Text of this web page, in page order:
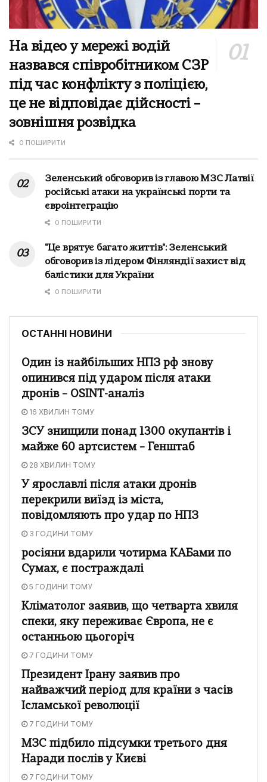
На відео у мережі водій
назвався співробітником СЗР
під час конфлікту з поліцією,
це не відповідає дійсності –
зовнішня розвідка
0 ПОШИРИТИ
Зеленський обговорив із главою МЗС Латвії
російські атаки на українські порти та
євроінтеграцію
0 ПОШИРИТИ
"Це врятує багато життів": Зеленський
обговорив із лідером Фінляндії захист від
балістики для України
0 ПОШИРИТИ
ОСТАННІ НОВИНИ
Один із найбільших НПЗ рф знову
опинився під ударом після атаки
дронів – OSINT-аналіз
16 ХВИЛИН ТОМУ
ЗСУ знищили понад 1300 окупантів і
майже 60 артсистем – Генштаб
28 ХВИЛИН ТОМУ
У ярославлі після атаки дронів
перекрили виїзд із міста,
повідомляють про удар по НПЗ
3 ГОДИНИ ТОМУ
росіяни вдарили чотирма КАБами по
Сумах, є постраждалі
5 ГОДИНИ ТОМУ
Кліматолог заявив, що четварта хвиля
спеки, яку переживає Європа, не є
останньою цьогоріч
7 ГОДИНИ ТОМУ
Президент Ірану заявив про
найважчий період для країни з часів
Ісламської революції
7 ГОДИНИ ТОМУ
МЗС підбило підсумки третього дня
Наради послів у Києві
7 ГОДИНИ ТОМУ